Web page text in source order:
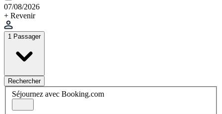
07/08/2026
+ Revenir
1 Passager
Rechercher
Séjournez avec Booking.com